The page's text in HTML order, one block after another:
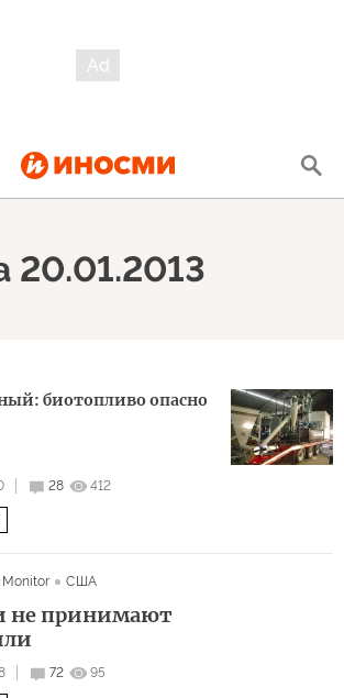
20.01.2013
биотопливо опасно
28 412
США
не принимают
72 95